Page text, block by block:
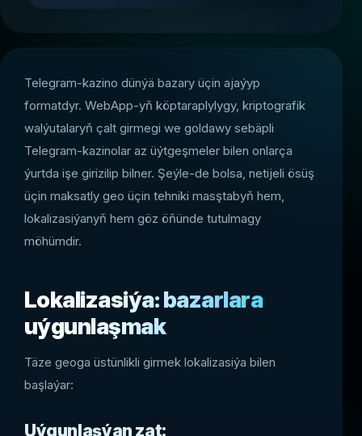
Telegram-kazino dünýä bazary üçin ajaýyp
formatdyr. WebApp-yň köptaraplylygy, kriptografik
walýutalaryň çalt girmegi we goldawy sebäpli
Telegram-kazinolar az üýtgeşmeler bilen onlarça
ýurtda işe girizilip bilner. Şeýle-de bolsa, netijeli ösüş
üçin maksatly geo üçin tehniki masştabyň hem,
lokalizasiýanyň hem göz öňünde tutulmagy
möhümdir.
Lokalizasiýa: bazarlara
uýgunlaşmak
Täze geoga üstünlikli girmek lokalizasiýa bilen
başlaýar:
Uýgunlaşýan zat: